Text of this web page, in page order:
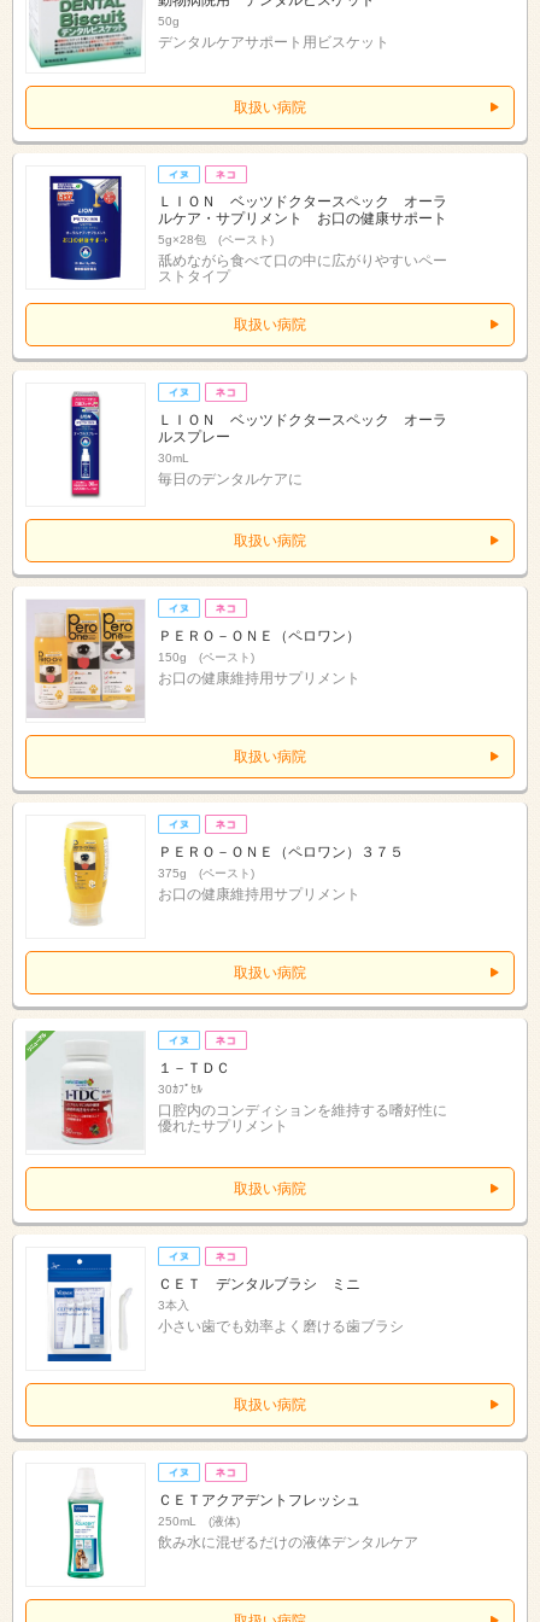
50g
デンタルケアサポート用ビスケット
取扱い病院
ＬＩＯＮ ベッツドクタースペック オーラ
ルケア・サプリメント お口の健康サポート
5g×28包 (ペースト)
舐めながら食べて口の中に広がりやすいペー
ストタイプ
取扱い病院
ＬＩＯＮ ベッツドクタースペック オーラ
ルスプレー
30mL
毎日のデンタルケアに
取扱い病院
ＰＥＲＯ－ＯＮＥ（ペロワン）
150g (ペースト)
お口の健康維持用サプリメント
取扱い病院
ＰＥＲＯ－ＯＮＥ（ペロワン）３７５
375g (ペースト)
お口の健康維持用サプリメント
取扱い病院
１－ＴＤＣ
30ｶﾌﾟｾﾙ
口腔内のコンディションを維持する嗜好性に
優れたサプリメント
取扱い病院
ＣＥＴ デンタルブラシ ミニ
3本入
小さい歯でも効率よく磨ける歯ブラシ
取扱い病院
ＣＥＴアクアデントフレッシュ
250mL (液体)
飲み水に混ぜるだけの液体デンタルケア